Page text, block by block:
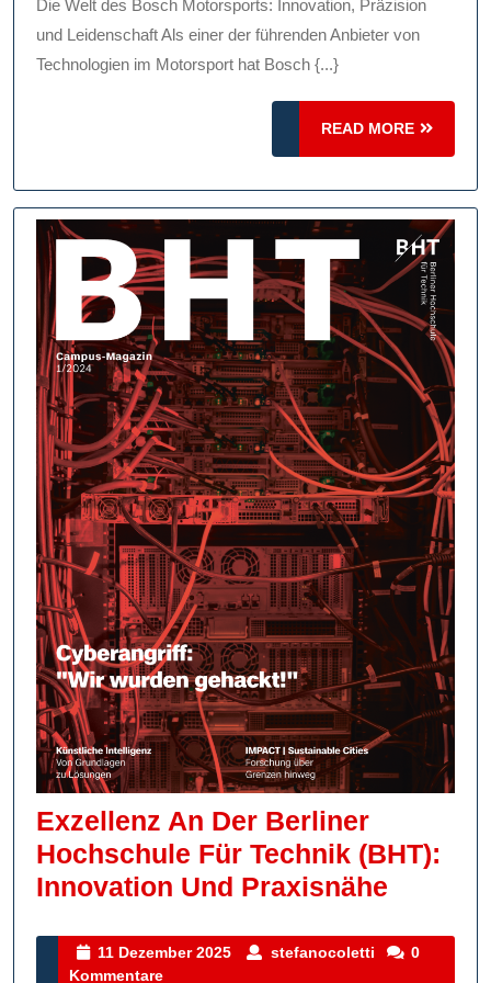
Und
Die Welt des Bosch Motorsports: Innovation, Präzision
und Leidenschaft Als einer der führenden Anbieter von
Technologien im Motorsport hat Bosch {...}
READ MORE
READ
MORE
Exzellenz An Der Berliner
Hochschule Für Technik (BHT):
Innovation Und Praxisnähe
Der
11 Dezember 2025
11
stefanocoletti stefanocoletti
0
Kommentare